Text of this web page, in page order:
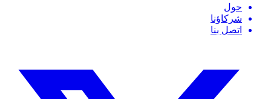
حول
شركاؤنا
اتصل بنا